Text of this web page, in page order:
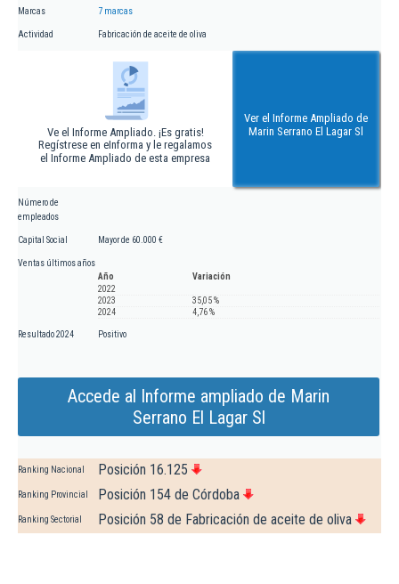
Marcas 7 marcas
Actividad Fabricación de aceite de oliva
Ve el Informe Ampliado. ¡Es gratis!
Regístrese en eInforma y le regalamos
el Informe Ampliado de esta empresa
Ver el Informe Ampliado de
Marin Serrano El Lagar Sl
Número de
empleados
Capital Social Mayor de 60.000 €
Ventas últimos años
Año
Variación
2022
2023
35,05 %
2024
4,76 %
Resultado 2024 Positivo
Accede al Informe ampliado de Marin
Serrano El Lagar Sl
Ranking Nacional Posición 16.125
Ranking Provincial Posición 154 de Córdoba
Ranking Sectorial Posición 58 de Fabricación de aceite de oliva